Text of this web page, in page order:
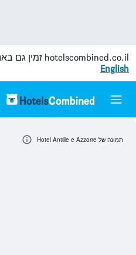
hotelscombined.co.il זמין גם
English
תמונה של Hotel Antille e Azzorre